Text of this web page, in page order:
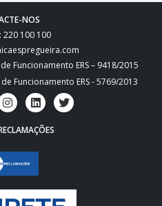
NOS
220 100 100
Funcionamento ERS – 9418/2015
Funcionamento ERS - 5769/2013